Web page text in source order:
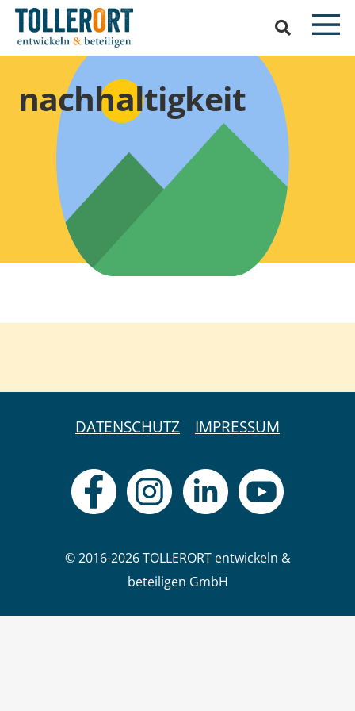
nachhaltigkeit
DATENSCHUTZ IMPRESSUM
© 2016-2026 TOLLERORT entwickeln &
beteiligen GmbH